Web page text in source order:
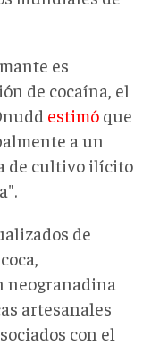
es
de cocaína, el
estimó que
a un
de cultivo ilícito
de
neogranadina
artesanales
con el